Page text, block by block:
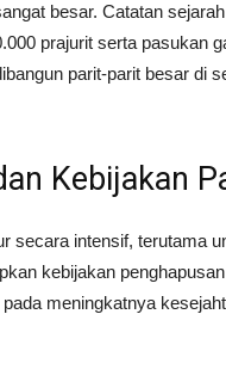
besar. Catatan
prajurit serta pasukan
parit-parit besar di
Kebijakan
secara intensif, terutama
kebijakan
meningkatnya